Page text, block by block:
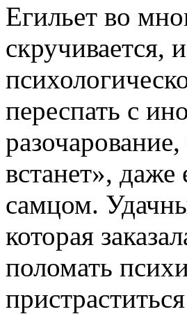
Егильет во
скручивается,
переспать с
встанет»,
самцом.
которая
поломать